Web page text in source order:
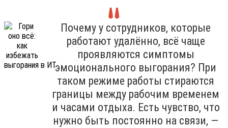
Почему у сотрудников, которые
работают удалённо, всё чаще
проявляются симптомы
эмоционального выгорания? При
таком режиме работы стираются
границы между рабочим временем
и часами отдыха. Есть чувство, что
нужно быть постоянно на связи, —